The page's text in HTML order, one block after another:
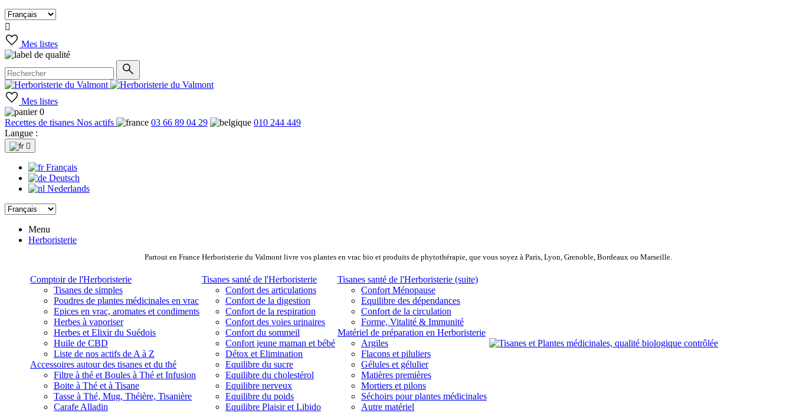

Mes listes
Mes listes
0
Recettes de tisanes Nos actifs 03 66 89 04 29
010 244 449
Langue :

Français
Deutsch
Nederlands
Menu
Herboristerie
Partout en France Herboristerie du Valmont livre vos plantes en vrac bio et produits de phytothérapie, que vous soyez à Paris, Lyon, Grenoble, Bordeaux ou Marseille.
Comptoir de l'Herboristerie
Tisanes de simples
Poudres de plantes médicinales en vrac
Epices en vrac, aromates et condiments
Herbes à vaporiser
Herbes et Elixir du Suédois
Huile de CBD
Liste de nos actifs de A à Z
Accessoires autour des tisanes et du thé
Filtre à thé et Boules à Thé et Infusion
Boite à Thé et à Tisane
Tasse à Thé, Mug, Théière, Tisanière
Carafe Alladin
Tisanes santé de l'Herboristerie
Confort des articulations
Confort de la digestion
Confort de la respiration
Confort des voies urinaires
Confort du sommeil
Confort jeune maman et bébé
Détox et Elimination
Equilibre du sucre
Equilibre du cholestérol
Equilibre nerveux
Equilibre du poids
Equilibre Plaisir et Libido
Tisanes santé de l'Herboristerie (suite)
Confort Ménopause
Equilibre des dépendances
Confort de la circulation
Forme, Vitalité & Immunité
Matériel de préparation en Herboristerie
Argiles
Flacons et piluliers
Gélules et gélulier
Matières premières
Mortiers et pilons
Séchoirs pour plantes médicinales
Autre matériel